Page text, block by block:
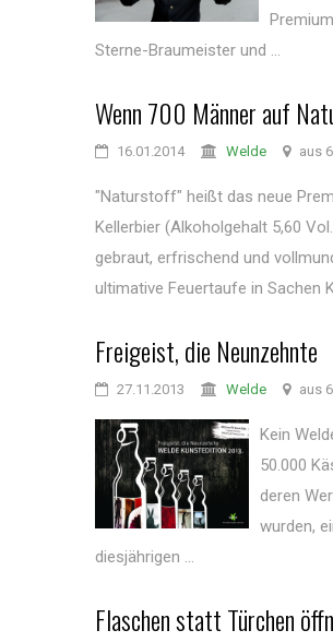
Sterne-Braumeister und ...
Wenn 700 Männer auf
16.01.2014 Welde aus
"Naturstoff" heißt das neue
Kellerbier (Alkoholgehalt 5,60
gebraut, erfrischend und
ultimative Feuertaufe in Sachen
Freigeist, die Neunzehnte
27.11.2013 Welde aus
Kein
50.000
deren
wurden,
diesjährigen ...
Flaschen statt Türchen